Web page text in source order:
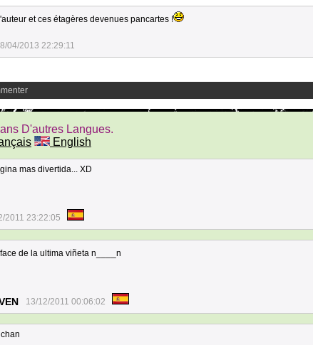
et ces étagères devenues pancartes !
04/2013 22:29:11
D'autres Langues.
English
mas divertida... XD
2011 23:22:05
de la ultima viñeta n____n
13/12/2011 00:06:02